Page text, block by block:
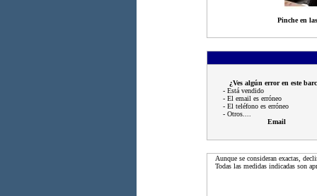
Pinche en
¿Ves algún error en este
- Está vendido
- El email es erróneo
- El teléfono es erróneo
- Otros....
Email
Aunque se consideran exactas,
Todas las medidas indicadas son